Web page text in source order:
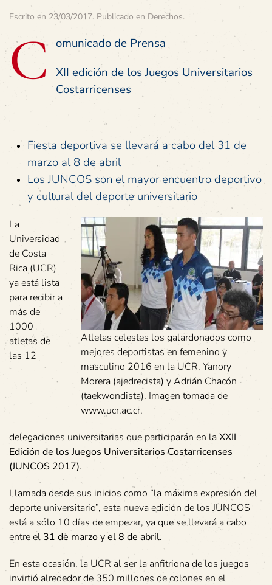
Escrito en 23/03/2017. Publicado en Derechos.
C omunicado de Prensa
XII edición de los Juegos Universitarios
Costarricenses
Fiesta deportiva se llevará a cabo del 31 de
marzo al 8 de abril
Los JUNCOS son el mayor encuentro deportivo
y cultural del deporte universitario
Atletas celestes los galardonados como
mejores deportistas en femenino y
masculino 2016 en la UCR, Yanory
Morera (ajedrecista) y Adrián Chacón
(taekwondista). Imagen tomada de
www.ucr.ac.cr.
La
Universidad
de Costa
Rica (UCR)
ya está lista
para recibir a
más de
1000
atletas de
las 12
delegaciones universitarias que participarán en laXXII
Edición de los Juegos Universitarios Costarricenses
(JUNCOS 2017).
Llamada desde sus inicios como “la máxima expresión del
deporte universitario”, esta nueva edición de los JUNCOS
está a sólo 10 días de empezar, ya que se llevará a cabo
entre el 31 de marzo y el 8 de abril.
En esta ocasión, la UCR al ser la anfitriona de los juegos
invirtió alrededor de 350 millones de colones en el